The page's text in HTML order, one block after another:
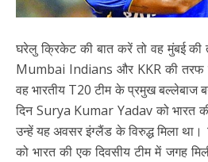
घरेलु क्रिकेट की बात करें तो वह मुंबई
Mumbai Indians और KKR की
वह भारतीय T20 टीम के प्रमुख बल्लेबाज
दिन Surya Kumar Yadav को भारत
उन्हें यह अवसर इंग्लैंड के विरुद्ध मिला
को भारत की एक दिवसीय टीम में जगह